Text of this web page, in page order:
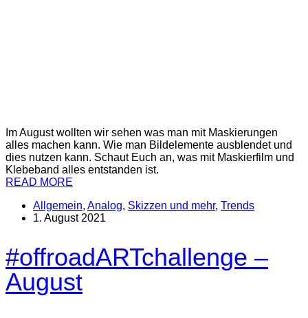
Im August wollten wir sehen was man mit Maskierungen
alles machen kann. Wie man Bildelemente ausblendet und
dies nutzen kann. Schaut Euch an, was mit Maskierfilm und
Klebeband alles entstanden ist.
READ MORE
Allgemein, Analog, Skizzen und mehr, Trends
1. August 2021
#offroadARTchallenge –
August